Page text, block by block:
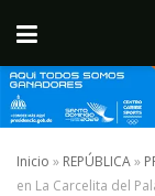
Inicio » REPÚBLICA»
en La Carcelita del